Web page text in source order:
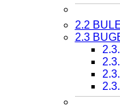
2.2
2.3